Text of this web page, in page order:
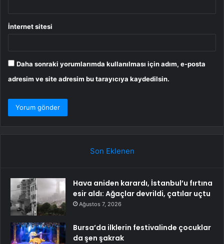
İnternet sitesi
Daha sonraki yorumlarımda kullanılması için adım, e-posta
adresim ve site adresim bu tarayıcıya kaydedilsin.
Son Eklenen
Hava aniden karardı, İstanbul’u fırtına
esir aldı: Ağaçlar devrildi, çatılar uçtu
Ağustos 7, 2026
Bursa’da ilklerin festivalinde çocuklar
da şen şakrak